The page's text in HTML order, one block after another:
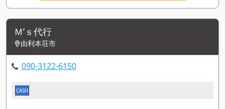
Ｍ’ｓ代行
由利本荘市
090-3122-6150
CASH